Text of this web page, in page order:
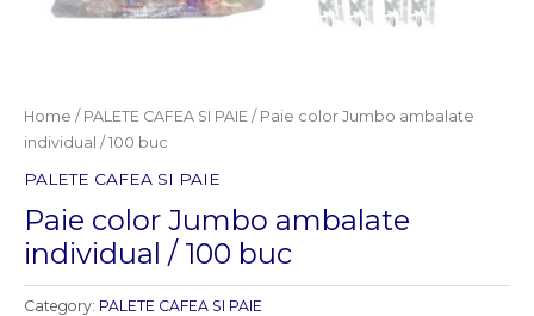
Home / PALETE CAFEA SI PAIE / Paie color Jumbo ambalate
individual / 100 buc
PALETE CAFEA SI PAIE
Paie color Jumbo ambalate
individual / 100 buc
Category: PALETE CAFEA SI PAIE